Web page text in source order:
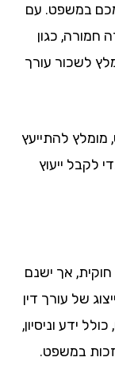
במשפט. עם
כגון
עורך
להתייעץ
ייעוץ
אך ישנם
עורך דין
וניסיון,
במשפט.